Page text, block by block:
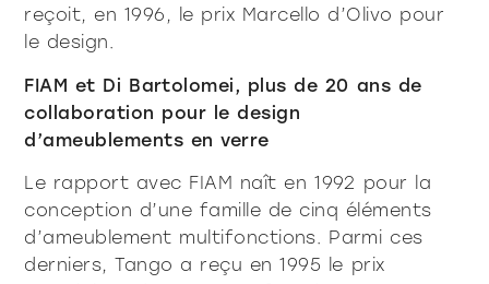
reçoit, en 1996, le prix Marcello d’Olivo pour
le design.
FIAM et Di Bartolomei, plus de 20 ans de
collaboration pour le design
d’ameublements en verre
Le rapport avec FIAM naît en 1992 pour la
conception d’une famille de cinq éléments
d’ameublement multifonctions. Parmi ces
derniers, Tango a reçu en 1995 le prix